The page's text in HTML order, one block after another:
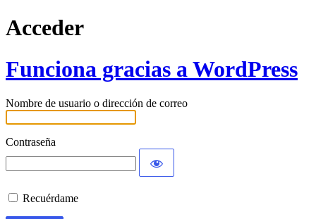
Acceder
Funciona gracias a WordPress
Nombre de usuario o dirección de correo
Contraseña
Recuérdame